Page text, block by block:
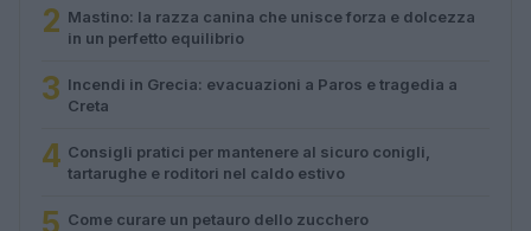
2 Mastino: la razza canina che unisce forza e dolcezza
in un perfetto equilibrio
3 Incendi in Grecia: evacuazioni a Paros e tragedia a
Creta
4 Consigli pratici per mantenere al sicuro conigli,
tartarughe e roditori nel caldo estivo
5 Come curare un petauro dello zucchero